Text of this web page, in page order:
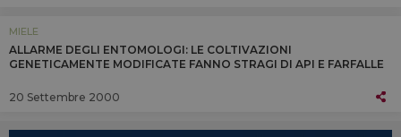
MIELE
ALLARME DEGLI ENTOMOLOGI: LE COLTIVAZIONI
GENETICAMENTE MODIFICATE FANNO STRAGI DI API E FARFALLE
20 Settembre 2000